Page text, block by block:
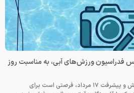
فدراسیون ورزش‌های آبی، به مناسبت روز
خبرنگاران؛ راویان آب، روایتگران تلاش و پیشرفت ۱۷ مرداد، فرصتی است برای